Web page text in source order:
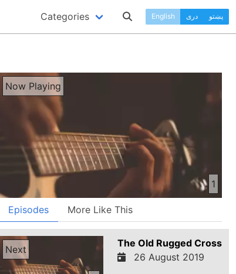
Categories English دری پښتو
Now Playing
1
Episodes More Like This
Next
The Old Rugged Cross
26 August 2019